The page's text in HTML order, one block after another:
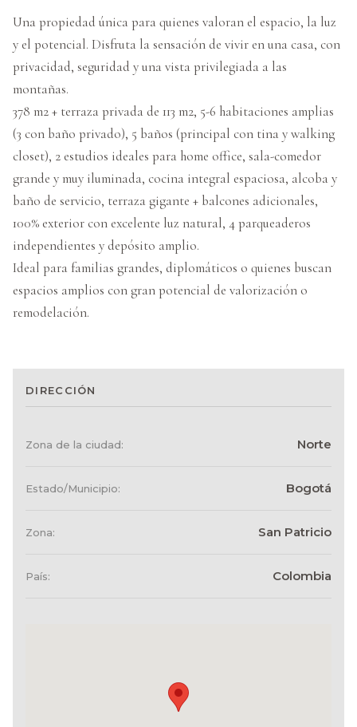
Una propiedad única para quienes valoran el espacio, la luz
y el potencial. Disfruta la sensación de vivir en una casa, con
privacidad, seguridad y una vista privilegiada a las
montañas.
378 m2 + terraza privada de 113 m2, 5-6 habitaciones amplias
(3 con baño privado), 5 baños (principal con tina y walking
closet), 2 estudios ideales para home office, sala-comedor
grande y muy iluminada, cocina integral espaciosa, alcoba y
baño de servicio, terraza gigante + balcones adicionales,
100% exterior con excelente luz natural, 4 parqueaderos
independientes y depósito amplio.
Ideal para familias grandes, diplomáticos o quienes buscan
espacios amplios con gran potencial de valorización o
remodelación.
DIRECCIÓN
Zona de la ciudad: Norte
Estado/Municipio: Bogotá
Zona: San Patricio
País: Colombia